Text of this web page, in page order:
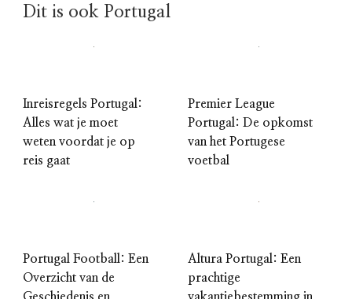
Dit is ook Portugal
Inreisregels Portugal:
Alles wat je moet
weten voordat je op
reis gaat
Premier League
Portugal: De opkomst
van het Portugese
voetbal
Portugal Football: Een
Overzicht van de
Geschiedenis en
Altura Portugal: Een
prachtige
vakantiebestemming in